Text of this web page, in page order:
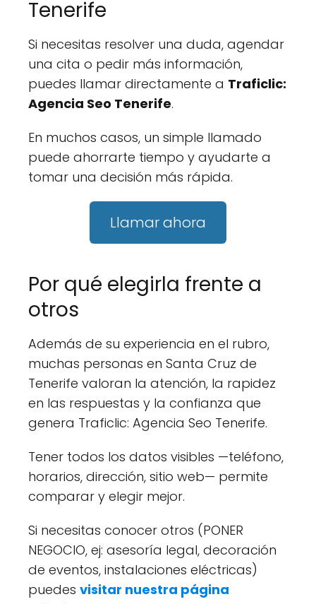
Tenerife
Si necesitas resolver una duda, agendar
una cita o pedir más información,
puedes llamar directamente a Traficlic:
Agencia Seo Tenerife.
En muchos casos, un simple llamado
puede ahorrarte tiempo y ayudarte a
tomar una decisión más rápida.
Llamar ahora
Por qué elegirla frente a
otros
Además de su experiencia en el rubro,
muchas personas en Santa Cruz de
Tenerife valoran la atención, la rapidez
en las respuestas y la confianza que
genera Traficlic: Agencia Seo Tenerife.
Tener todos los datos visibles —teléfono,
horarios, dirección, sitio web— permite
comparar y elegir mejor.
Si necesitas conocer otros (PONER
NEGOCIO, ej: asesoría legal, decoración
de eventos, instalaciones eléctricas)
puedes visitar nuestra página